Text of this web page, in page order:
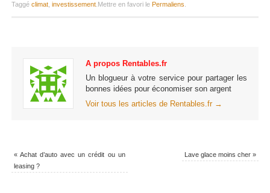
Taggé climat, investissement. Mettre en favori le Permaliens
A propos Rentables.fr
Un blogueur à votre service pour partager les
bonnes idées pour économiser son argent
Voir tous les articles de Rentables.fr →
«Achat d’auto avec un crédit ou un
leasing ?
Lave glace moins cher»